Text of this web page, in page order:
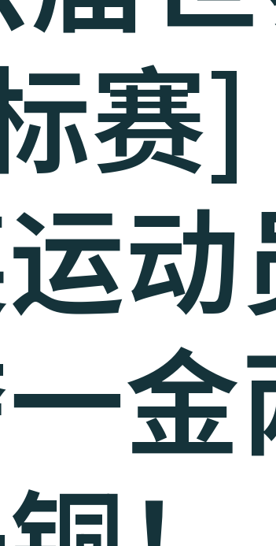
赛]
动
金